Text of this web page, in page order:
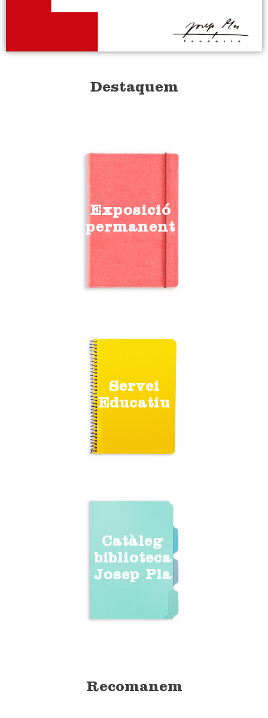
Destaquem
Exposició
permanent
Servei
Educatiu
Catàleg
biblioteca
Josep Pla
Recomanem